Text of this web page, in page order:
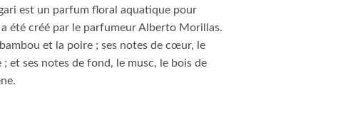
est un parfum floral aquatique pour
été créé par le parfumeur Alberto Morillas.
et la poire ; ses notes de cœur, le
et ses notes de fond, le musc, le bois de
65ml EDT